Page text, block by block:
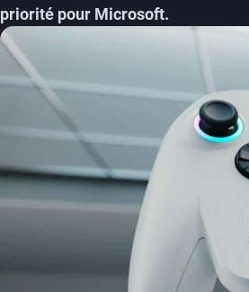
priorité pour Microsoft.